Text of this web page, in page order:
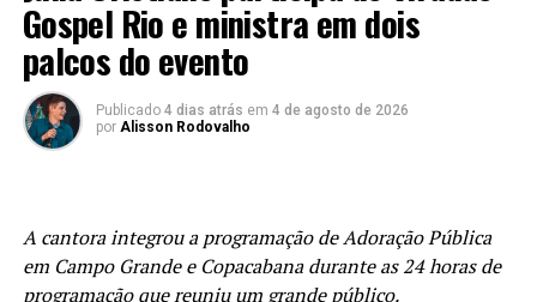
construída com o propósito de traduzir experiências
reais com Deus e recordar que a vida encontra um novo
significado “
somos nEle.Cada pessoa que participou da composição
trouxe algo especial para essa canção. Isso fez com que a
expressar verdades que sustentam a nossa caminhada
com Cristo”.
Gospel Rio e ministra em dois
palcos do evento
Publicado 4 dias atrás em 4 de agosto de 2026
por Alisson Rodovalho
A cantora integrou a programação de Adoração Pública
em Campo Grande e Copacabana durante as 24 horas de
programação que reuniu um grande público.